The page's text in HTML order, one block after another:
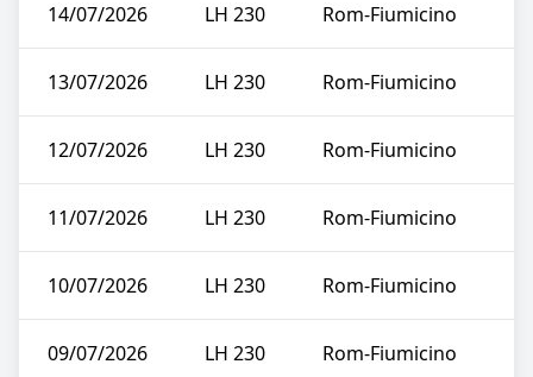
14/07/2026 LH 230 Rom-Fiumicino
13/07/2026 LH 230 Rom-Fiumicino
12/07/2026 LH 230 Rom-Fiumicino
11/07/2026 LH 230 Rom-Fiumicino
10/07/2026 LH 230 Rom-Fiumicino
09/07/2026 LH 230 Rom-Fiumicino